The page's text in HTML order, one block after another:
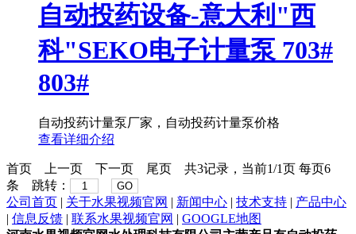
自动投药设备-意大利"西
科"SEKO电子计量泵 703#
803#
自动投药计量泵厂家，自动投药计量泵价格
查看详细介绍
首页 上一页 下一页 尾页 共3记录，当前1/1页 每页6
条 跳转：
GO
公司首页 | 关于水果视频官网 | 新闻中心 | 技术支持 | 产品中心
| 信息反馈 | 联系水果视频官网 | GOOGLE地图